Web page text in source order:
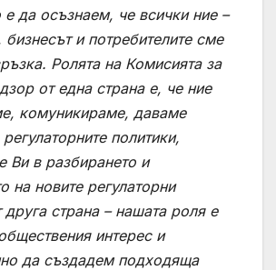
е да осъзнаем, че всички ние –
бизнесът и потребителите сме
Ролята на Комисията за
от една страна е, че ние
комуникираме, даваме
политики,
Ви в разбирането и
на новите регулаторни
друга страна – нашата роля е
интерес и
да създадем подходяща